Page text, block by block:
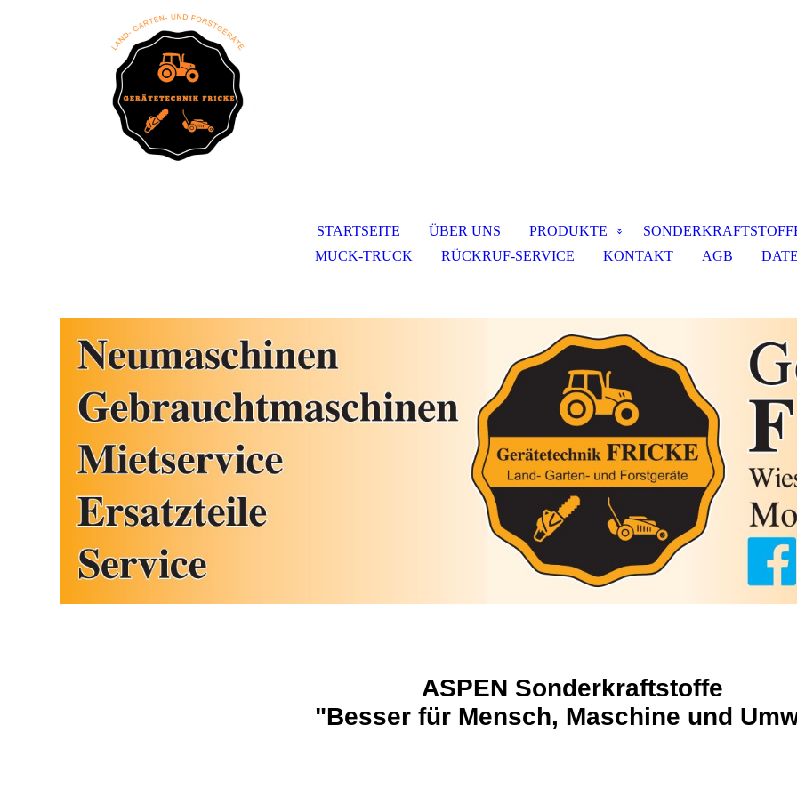
STARTSEITE ÜBER UNS PRODUKTE
MUCK-TRUCK
RÜCKRUF-SERVICE KONTAKT AGB
ASPEN Sonderkraftstoffe
"Besser für Mensch, Maschine und